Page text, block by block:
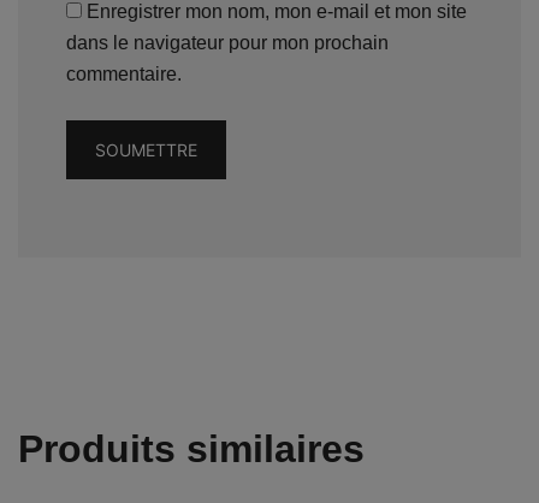
Enregistrer mon nom, mon e-mail et mon site
dans le navigateur pour mon prochain
commentaire.
Produits similaires